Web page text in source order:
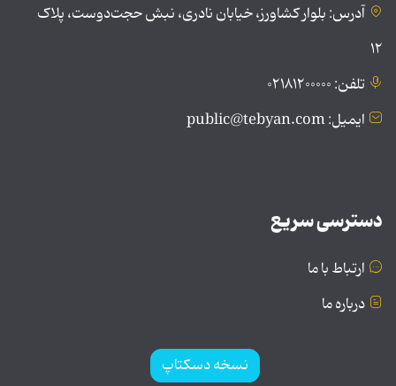
آدرس: بلوار کشاورز، خیابان نادری، نبش حجت‌دوست، پلاک
۱۲
تلفن: ۰۲۱۸۱۲۰۰۰۰۰
ایمیل: public@tebyan.com
دسترسی سریع
ارتباط با ما
درباره ما
نسخه دسکتاپ